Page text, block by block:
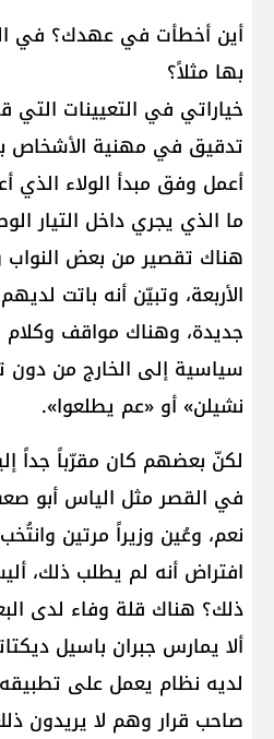
أين أخطأت في عهدك؟ في
بها مثلاً؟
خياراتي في التعيينات
تدقيق في مهنية الأشخاص
أعمل وفق مبدأ الولاء الذي
ما الذي يجري داخل التيار
هناك تقصير من بعض النواب
الأربعة، وتبيّن أنه باتت
جديدة، وهناك مواقف
سياسية إلى الخارج من دون
نشيلن» أو «عم يطلعوا».
لكنّ بعضهم كان مقرّباً جداً
في القصر مثل الياس أبو
نعم، وعُين وزيراً مرتين
افتراض أنه لم يطلب ذلك،
ذلك؟ هناك قلة وفاء لدى
ألا يمارس جبران باسيل
لديه نظام يعمل على
صاحب قرار وهم لا يريدون